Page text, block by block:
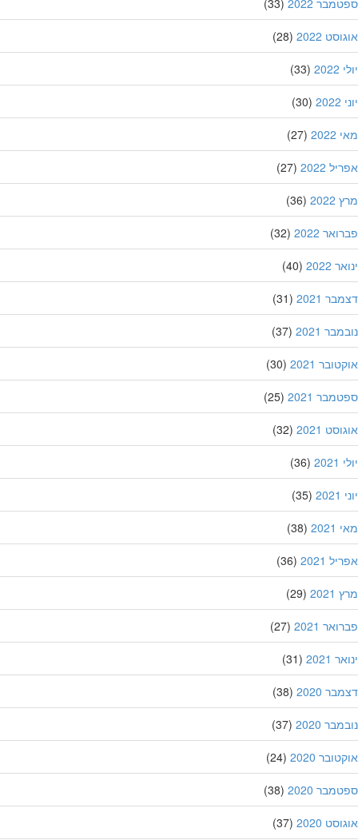
2022
(28)
(33)
(30)
(27)
2022
(27)
(36)
2022
(32)
2022
(40)
2021
(31)
2021
(37)
2021
(30)
2021
(25)
2021
(32)
(36)
(35)
(38)
2021
(36)
(29)
2021
(27)
2021
(31)
2020
(38)
2020
(37)
2020
(24)
2020
(38)
2020
(37)